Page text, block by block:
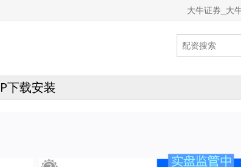
大牛证券_大
下载安装